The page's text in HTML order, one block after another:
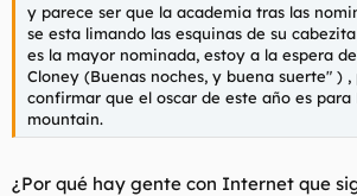
y parece ser que la academia tras las
se esta limando las esquinas de su
es la mayor nominada, estoy a la espera
Cloney (Buenas noches, y buena suerte" )
confirmar que el oscar de este año es para
mountain.
¿Por qué hay gente con Internet que